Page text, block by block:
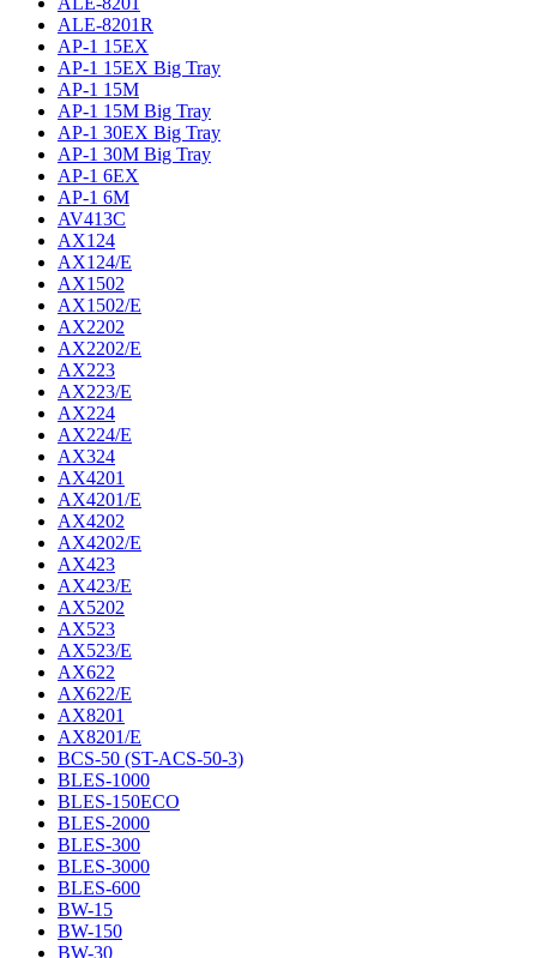
ALE-8201R
AP-1 15EX
AP-1 15EX Big Tray
AP-1 15M
AP-1 15M Big Tray
AP-1 30EX Big Tray
AP-1 30M Big Tray
AP-1 6EX
AP-1 6M
AV413C
AX124
AX124/E
AX1502
AX1502/E
AX2202
AX2202/E
AX223
AX223/E
AX224
AX224/E
AX324
AX4201
AX4201/E
AX4202
AX4202/E
AX423
AX423/E
AX5202
AX523
AX523/E
AX622
AX622/E
AX8201
AX8201/E
BCS-50 (ST-ACS-50-3)
BLES-1000
BLES-150ECO
BLES-2000
BLES-300
BLES-3000
BLES-600
BW-15
BW-150
BW-30